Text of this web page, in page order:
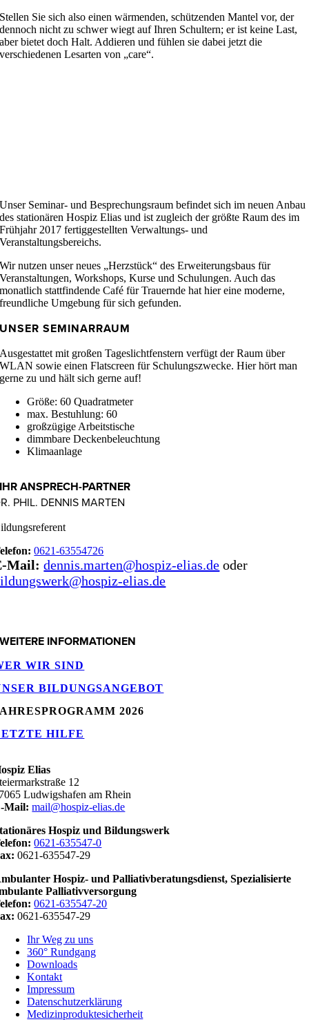
Stellen Sie sich also einen wärmenden, schützenden Mantel vor, der
dennoch nicht zu schwer wiegt auf Ihren Schultern; er ist keine Last,
aber bietet doch Halt. Addieren und fühlen sie dabei jetzt die
verschiedenen Lesarten von „care“.
Unser Seminar- und Besprechungsraum befindet sich im neuen Anbau
des stationären Hospiz Elias und ist zugleich der größte Raum des im
Frühjahr 2017 fertiggestellten Verwaltungs- und
Veranstaltungsbereichs.
Wir nutzen unser neues „Herzstück“ des Erweiterungsbaus für
Veranstaltungen, Workshops, Kurse und Schulungen. Auch das
monatlich stattfindende Café für Trauernde hat hier eine moderne,
freundliche Umgebung für sich gefunden.
UNSER SEMINARRAUM
Ausgestattet mit großen Tageslichtfenstern verfügt der Raum über
WLAN sowie einen Flatscreen für Schulungszwecke. Hier hört man
gerne zu und hält sich gerne auf!
Größe: 60 Quadratmeter
max. Bestuhlung: 60
großzügige Arbeitstische
dimmbare Deckenbeleuchtung
Klimaanlage
IHR ANSPRECH-PARTNER
PHIL. DENNIS MARTEN
0621-63554726
Mail:dennis.marten@hospiz-elias.de oder
elias.de
WEITERE INFORMATIONEN
WIR SIND
BILDUNGSANGEBOT
2026
HILFE
Elias
12
Ludwigshafen am Rhein
Mail: mail@hospiz-elias.de
Hospiz und Bildungswerk
0621-635547-0
0621-635547-29
Hospiz- und Palliativberatungsdienst,Spezialisierte
Palliativversorgung
0621-635547-20
0621-635547-29
Ihr Weg zu uns
360° Rundgang
Downloads
Kontakt
Impressum
Datenschutzerklärung
Medizinproduktesicherheit